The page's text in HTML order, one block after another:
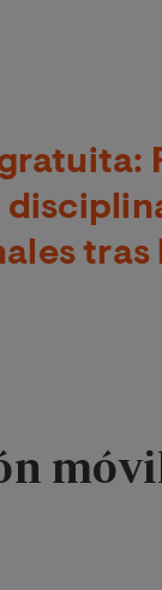
tras